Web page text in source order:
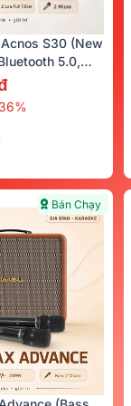
S30 (New
5.0,
Bán Chạy